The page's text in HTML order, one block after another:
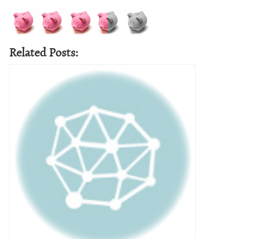
Related Posts: